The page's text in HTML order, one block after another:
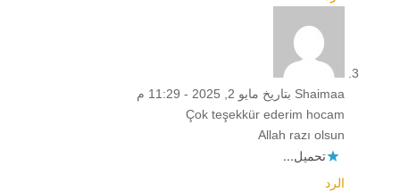
Shaimaa بتاريخ مايو 2, 2025 - 11:29 م
Çok teşekkür ederim hocam
Allah razı olsun
تحميل...
الرد